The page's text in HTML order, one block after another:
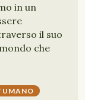
in un
il suo
che